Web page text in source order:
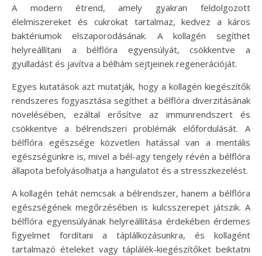
A modern étrend, amely gyakran feldolgozott
élelmiszereket és cukrokat tartalmaz, kedvez a káros
baktériumok elszaporodásának. A kollagén segíthet
helyreállítani a bélflóra egyensúlyát, csökkentve a
gyulladást és javítva a bélhám sejtjeinek regenerációját.
Egyes kutatások azt mutatják, hogy a kollagén kiegészítők
rendszeres fogyasztása segíthet a bélflóra diverzitásának
növelésében, ezáltal erősítve az immunrendszert és
csökkentve a bélrendszeri problémák előfordulását. A
bélflóra egészsége közvetlen hatással van a mentális
egészségünkre is, mivel a bél-agy tengely révén a bélflóra
állapota befolyásolhatja a hangulatot és a stresszkezelést.
A kollagén tehát nemcsak a bélrendszer, hanem a bélflóra
egészségének megőrzésében is kulcsszerepet játszik. A
bélflóra egyensúlyának helyreállítása érdekében érdemes
figyelmet fordítani a táplálkozásunkra, és kollagént
tartalmazó ételeket vagy táplálék-kiegészítőket beiktatni